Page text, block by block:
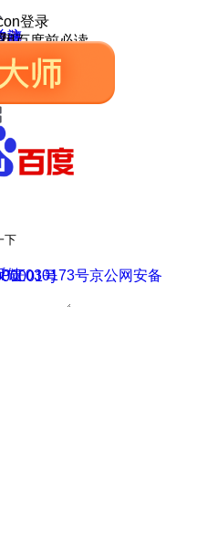
登录
注
藏
心
馈百度前必读
下
馈
证030173号
号